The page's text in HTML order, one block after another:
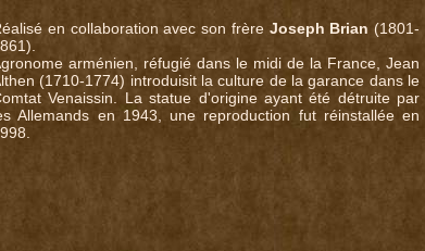
en collaboration avec son frère Joseph Brian (1801-
arménien, réfugié dans le midi de la France, Jean
(1710-1774) introduisit la culture de la garance dans le
Venaissin. La statue d'origine ayant été détruite par
Allemands en 1943, une reproduction fut réinstallée en